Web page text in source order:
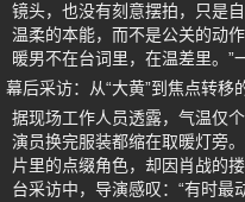
镜头，也没有刻意摆拍，只是
温柔的本能，而不是公关的动
暖男不在台词里，在温差里。”
幕后采访：从“大黄”到焦点转移
据现场工作人员透露，气温仅
演员换完服装都缩在取暖灯旁
片里的点缀角色，却因肖战的
台采访中，导演感叹：“有时最